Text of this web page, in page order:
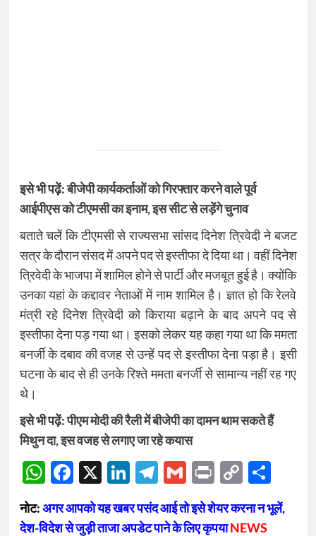
इसे भी पढ़ें:बीजेपी कार्यकर्ताओं को गिरफ्तार करने वाले पूर्व
आईपीएस को टीएमसी का इनाम, इस सीट से लड़ेंगे चुनाव
बताते चलें कि टीएमसी से राज्यसभा सांसद दिनेश त्रिवेदी ने बजट
सत्र के दौरान संसद में अपने पद से इस्तीफा दे दिया था। वहीं दिनेश
त्रिवेदी के भाजपा में शामिल होने से पार्टी और मजबूत हुई है। क्योंकि
उनका यहां के कद्दावर नेताओं में नाम शामिल है। ज्ञात हो कि रेलवे
मंत्री रहे दिनेश त्रिवेदी को किराया बढ़ाने के बाद अपने पद से
इस्तीफा देना पड़ गया था। इसको लेकर यह कहा गया था कि ममता
बनर्जी के दबाव की वजह से उन्हें पद से इस्तीफा देना पड़ा है। इसी
घटना के बाद से ही उनके रिश्ते ममता बनर्जी से सामान्य नहीं रह गए
थे।
इसे भी पढ़ें:पीएम मोदी की रैली में बीजेपी का दामन थाम सकते हैं
मिथुन दा, इस वजह से लगाए जा रहे कयास
WhatsApp
Facebook
X LinkedIn
Telegram
Gmail
Print
Copy
Link
नोट:अगर आपको यह खबर पसंद आई तो इसे शेयर करना न भूलें,
देश-विदेश से जुड़ी ताजा अपडेट पाने के लिए कृपयाNEWS